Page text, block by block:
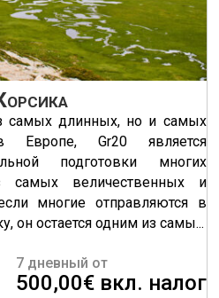
самых длинных, но и самых
Европе, Gr20 является
подготовки многих
самых величественных и
многие отправляются в
он остается одним из самы...
7 дневный от
500,00€ вкл. налог